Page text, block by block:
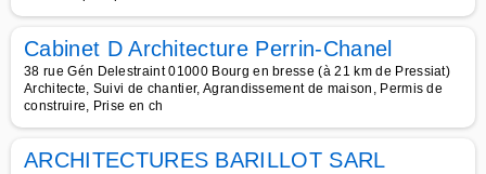
Cabinet D Architecture Perrin-Chanel
38 rue Gén Delestraint 01000 Bourg en bresse (à 21 km de Pressiat)
Architecte, Suivi de chantier, Agrandissement de maison, Permis de
construire, Prise en ch
ARCHITECTURES BARILLOT SARL